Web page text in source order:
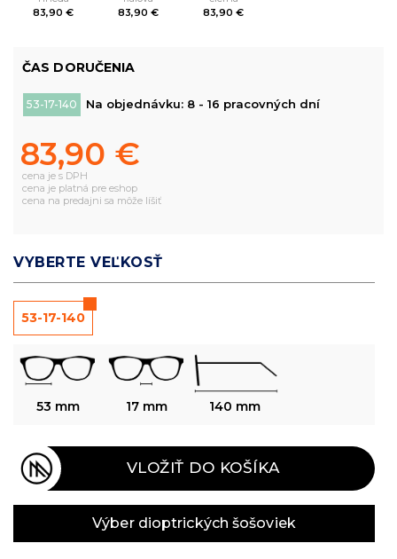
83,90 €
83,90 €
83,90 €
ČAS DORUČENIA
53-17-140 Na objednávku: 8 - 16 pracovných dní
83,90 €
cena je s DPH
cena je platná pre eshop
cena na predajni sa môže líšiť
VYBERTE VEĽKOSŤ
53-17-140
53 mm 17 mm 140 mm
VLOŽIŤ DO KOŠÍKA
Výber dioptrických šošoviek